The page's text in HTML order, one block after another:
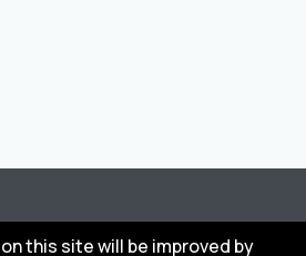
this site will be improved by